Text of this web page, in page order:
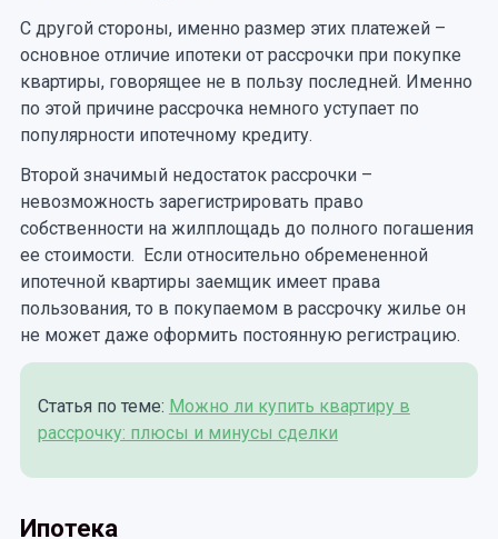
С другой стороны, именно размер этих платежей –
основное отличие ипотеки от рассрочки при покупке
квартиры, говорящее не в пользу последней. Именно
по этой причине рассрочка немного уступает по
популярности ипотечному кредиту.
Второй значимый недостаток рассрочки –
невозможность зарегистрировать право
собственности на жилплощадь до полного погашения
ее стоимости. Если относительно обремененной
ипотечной квартиры заемщик имеет права
пользования, то в покупаемом в рассрочку жилье он
не может даже оформить постоянную регистрацию.
Статья по теме: Можно ли купить квартиру в
рассрочку: плюсы и минусы сделки
Ипотека